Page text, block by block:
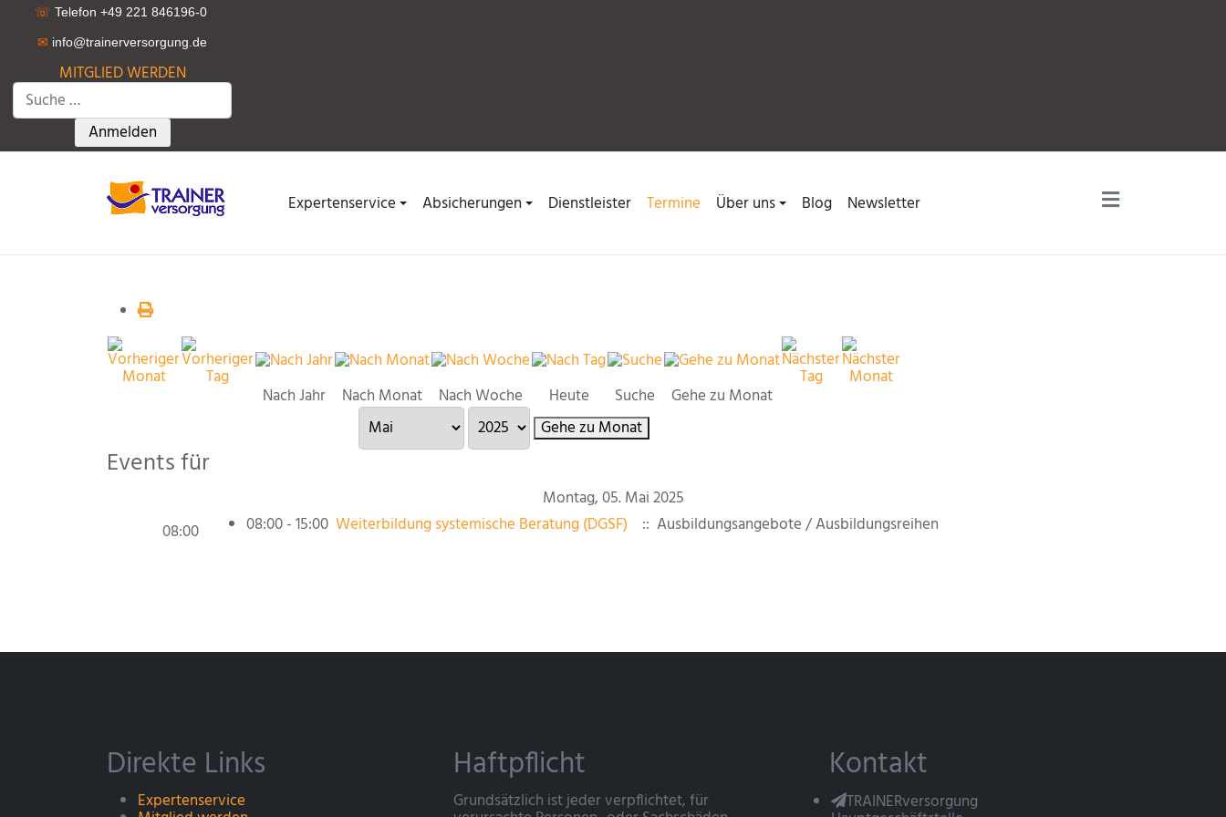
☏ Telefon +49 221 846196-0
✉ info@trainerversorgung.de
MITGLIED WERDEN
Suchen
Type 2 or more characters for results.
Anmelden
Expertenservice Absicherungen Dienstleister Termine Über uns Blog Newsletter
Nach Jahr Nach Monat Nach Woche Heute Suche
Gehe zu Monat
Gehe zu Monat
Events für
Montag, 05. Mai 2025
08:00
08:00 - 15:00 Weiterbildung systemische Beratung (DGSF) :: Ausbildungsangebote / Ausbildungsreihen
Direkte Links
Expertenservice
Haftpflicht
Grundsätzlich ist jeder verpflichtet, für
Kontakt
TRAINERversorgung